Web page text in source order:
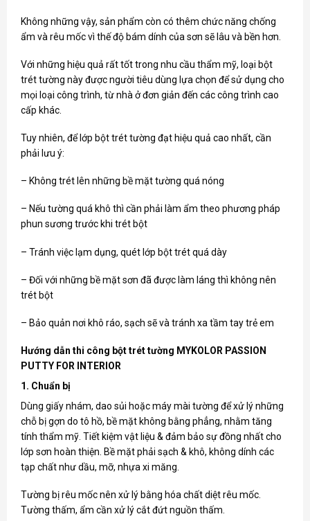
Không những vậy, sản phẩm còn có thêm chức năng chống
ẩm và rêu mốc vì thế độ bám dính của sơn sẽ lâu và bền hơn.
Với những hiệu quả rất tốt trong nhu cầu thẩm mỹ, loại bột
trét tường này được người tiêu dùng lựa chọn để sử dụng cho
mọi loại công trình, từ nhà ở đơn giản đến các công trình cao
cấp khác.
Tuy nhiên, để lớp bột trét tường đạt hiệu quả cao nhất, cần
phải lưu ý:
– Không trét lên những bề mặt tường quá nóng
– Nếu tường quá khô thì cần phải làm ẩm theo phương pháp
phun sương trước khi trét bột
– Tránh việc lạm dụng, quét lớp bột trét quá dày
– Đối với những bề mặt sơn đã được làm láng thì không nên
trét bột
– Bảo quản nơi khô ráo, sạch sẽ và tránh xa tầm tay trẻ em
Hướng dẫn thi công bột trét tường MYKOLOR PASSION
PUTTY FOR INTERIOR
1. Chuẩn bị
Dùng giấy nhám, dao sủi hoặc máy mài tường để xử lý những
chỗ bị gợn do tô hồ, bề mặt không bằng phẳng, nhằm tăng
tính thẩm mỹ. Tiết kiệm vật liệu & đảm bảo sự đồng nhất cho
lớp sơn hoàn thiện. Bề mặt phải sạch & khô, không dính các
tạp chất như dầu, mỡ, nhựa xi măng.
Tường bị rêu mốc nên xử lý bằng hóa chất diệt rêu mốc.
Tường thấm, ẩm cần xử lý cắt đứt nguồn thấm.